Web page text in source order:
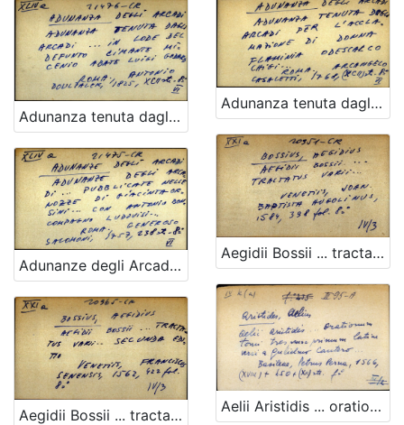
Adunanza tenuta dagli Arcadi ... in lode del defunto Cimante Micenio abate Luigi Godard
Adunanza tenuta dagli Arcadi per l'acclamazione di donna Flaminia Odescalco Ghigi ...
Adunanze degli Arcadi ... pubblicate nelle nozze di Giacinta Orsini ... con Antonio Boncompagno Ludovisi
Aegidii Bossii ... tractatus varii
Aegidii Bossii ... tractatus varii ... secunda editio Aelii Aristidis ... orationum tomi tres nunc primum latine versi a Guilelmo Cantero ...